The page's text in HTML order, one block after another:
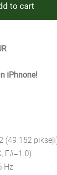
to cart
iPhnone!
(49 152
F#=1.0)
Hz